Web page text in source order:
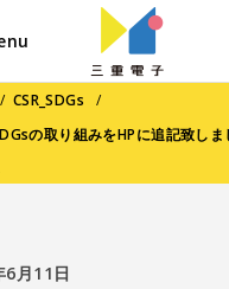
/ CSR_SDGs
/
の取り組みをHPに追記致しま
6月11日